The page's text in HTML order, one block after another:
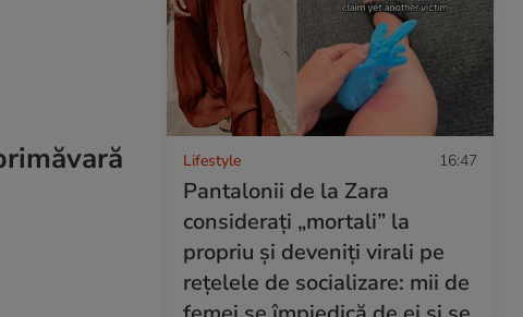
Lifestyle 16:47
Pantalonii de la Zara
considerați „mortali” la
propriu și deveniți virali pe
rețelele de socializare: mii de